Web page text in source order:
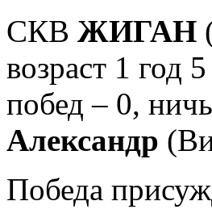
СКВ ЖИГАН
возраст 1 год
побед – 0,
Александр
Победа